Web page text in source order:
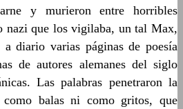
y murieron entre horribles
nazi que los vigilaba, un tal Max,
a diario varias páginas de poesía
de autores alemanes del siglo
Las palabras penetraron la
como balas ni como gritos, que